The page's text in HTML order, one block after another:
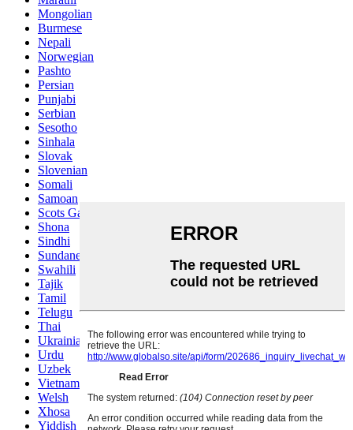
Mongolian
Burmese
Nepali
Norwegian
Pashto
Persian
Punjabi
Serbian
Sesotho
Sinhala
Slovak
Slovenian
Somali
Samoan
Scots Gaelic
Shona
Sindhi
Sundanese
Swahili
Tajik
Tamil
Telugu
Thai
Ukrainian
Urdu
Uzbek
Vietnamese
Welsh
Xhosa
Yiddish